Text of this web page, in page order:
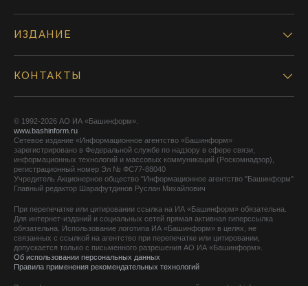
ИЗДАНИЕ
КОНТАКТЫ
© 1992-2026 АО ИА «Башинформ».
www.bashinform.ru
Сетевое издание «Информационное агентство «Башинформ»
зарегистрировано в Федеральной службе по надзору в сфере связи,
информационных технологий и массовых коммуникаций (Роскомнадзор),
регистрационный номер Эл № ФС77-88040
Учредитель Акционерное общество "Информационное агентство "Башинформ"
Главный редактор Шарафутдинов Руслан Михайлович
При перепечатке или цитировании ссылка на ИА «Башинформ» обязательна.
Для интернет-изданий и социальных сетей прямая активная гиперссылка
обязательна. Использование логотипа ИА «Башинформ» в целях, не
связанных с ссылкой на агентство при перепечатке или цитировании,
допускается только с письменного разрешения АО ИА «Башинформ».
Об использовании персональных данных
Правила применения рекомендательных технологий